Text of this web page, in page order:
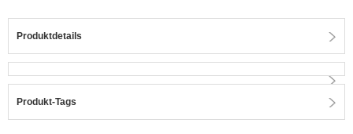
Produktdetails
Produkt-Tags